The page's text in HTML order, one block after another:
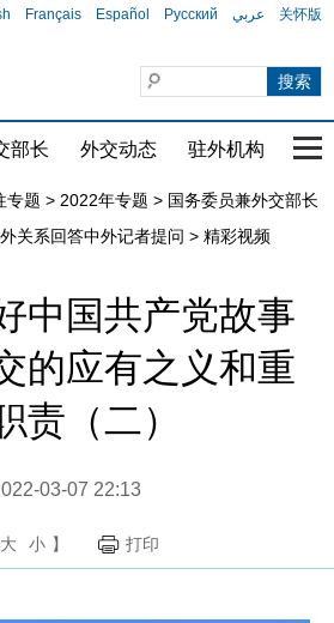
Français Español Русский عربي 关怀版
部长 外交动态 驻外机构 国
专题 > 2022年专题 > 国务委员兼外交部长
关系回答中外记者提问 > 精彩视频
中国共产党故事
的应有之义和重
责（二）
03-07 22:13
大 小 】 打印